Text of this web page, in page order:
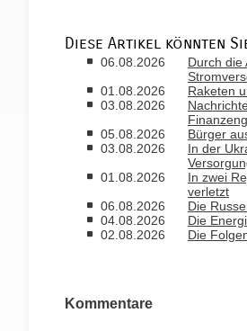
Diese Artikel könnten
06.08.2026
Durch die
01.08.2026
Raketen
03.08.2026
05.08.2026
Bürger
03.08.2026
In der
01.08.2026
In zwei
verletzt
06.08.2026
Die
04.08.2026
Die
02.08.2026
Die
Kommentare